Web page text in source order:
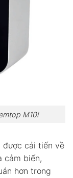
M10i
được cải tiến về
cảm biến,
hơn trong